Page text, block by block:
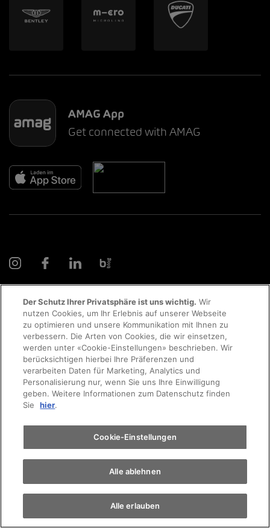
Probefahrt
Terminvereinbarung
Auto finden
Elektromobilität
AMAG App
Get connected with AMAG
© 2026 AMAG Automobil und Motoren AG
Datenschutzerklärung Rechtliche Hinweise
Rechtliche Hinweise Online-Chat
Impressum AGB
Der Schutz Ihrer Privatsphäre ist uns wichtig. Wir
nutzen Cookies, um Ihr Erlebnis auf unserer Webseite
zu optimieren und unsere Kommunikation mit Ihnen zu
verbessern. Die Arten von Cookies, die wir einsetzen,
werden unter «Cookie-Einstellungen» beschrieben. Wir
berücksichtigen hierbei Ihre Präferenzen und
verarbeiten Daten für Marketing, Analytics und
Personalisierung nur, wenn Sie uns Ihre Einwilligung
geben. Weitere Informationen zum Datenschutz finden
Sie
hier.
Cookie-Einstellungen
Alle ablehnen
Alle erlauben